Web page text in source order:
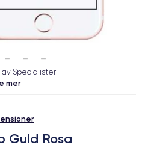
av Specialister
mer
Guld Rosa